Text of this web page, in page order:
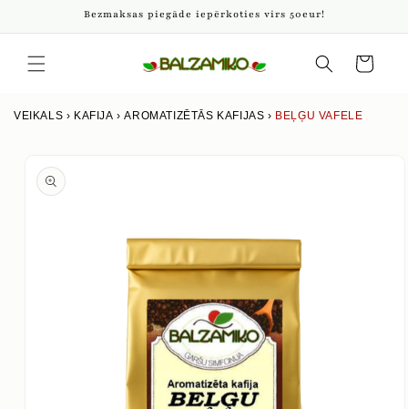
saturu
Bezmaksas piegāde iepērkoties virs 50eur!
grozs
VEIKALS › KAFIJA ›AROMATIZĒTĀS KAFIJAS › BEĻĢU VAFELE
produkta
informāciju